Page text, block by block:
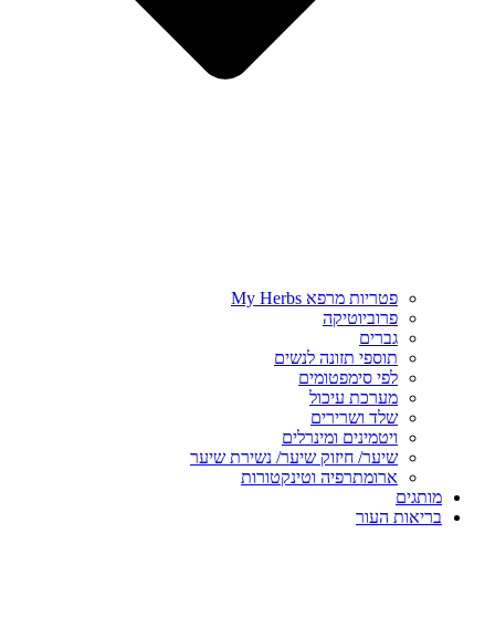
פטריות מרפא My Herbs
פרוביוטיקה
גברים
תוספי תזונה לנשים
לפי סימפטומים
מערכת עיכול
שלד ושרירים
ויטמינים ומינרלים
שיער/ חיזוק שיער/ נשירת שיער
ארומתרפיה וטינקטורות
מותגים
בריאות העור